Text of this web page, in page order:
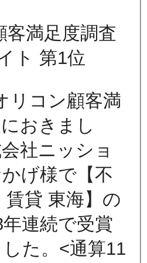
リコン顧客満
おきまし
社ニッショ
げ様で【不
賃貸 東海】の
連続で受賞
た。<通算11